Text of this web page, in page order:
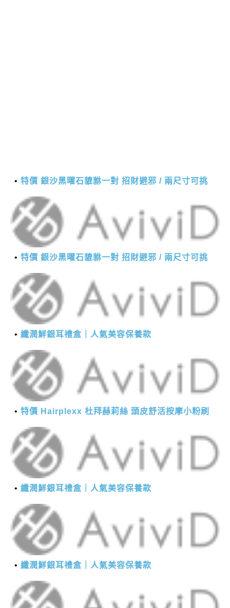
特價 銀沙黑曜石貔貅一對 招財避邪 / 兩尺寸可挑
特價 銀沙黑曜石貔貅一對 招財避邪 / 兩尺寸可挑
纖潤鮮銀耳禮盒｜人氣美容保養款
特價 Hairplexx 杜拜赫莉絲 頭皮舒活按摩小粉刷
纖潤鮮銀耳禮盒｜人氣美容保養款
纖潤鮮銀耳禮盒｜人氣美容保養款